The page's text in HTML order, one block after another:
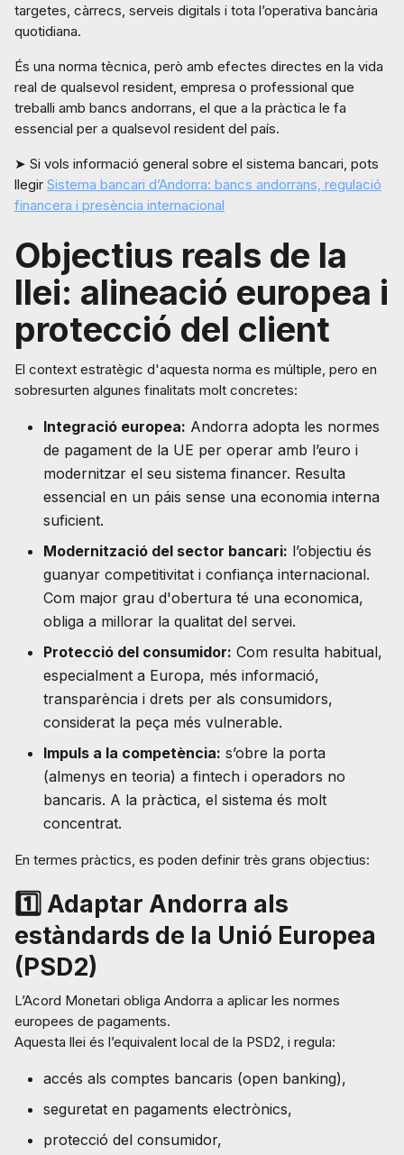
targetes, càrrecs, serveis digitals i tota l’operativa bancària
quotidiana.
És una norma tècnica, però amb efectes directes en la vida
real de qualsevol resident, empresa o professional que
treballi amb bancs andorrans, el que a la pràctica le fa
essencial per a qualsevol resident del país.
➤ Si vols informació general sobre el sistema bancari, pots
llegir Sistema bancari d’Andorra: bancs andorrans, regulació
financera i presència internacional
Objectius reals de la
llei: alineació europea i
protecció del client
El context estratègic d'aquesta norma es múltiple, pero en
sobresurten algunes finalitats molt concretes:
Integració europea: Andorra adopta les normes
de pagament de la UE per operar amb l’euro i
modernitzar el seu sistema financer. Resulta
essencial en un páis sense una economia interna
suficient.
Modernització del sector bancari: l’objectiu és
guanyar competitivitat i confiança internacional.
Com major grau d'obertura té una economica,
obliga a millorar la qualitat del servei.
Protecció del consumidor: Com resulta habitual,
especialment a Europa, més informació,
transparència i drets per als consumidors,
considerat la peça més vulnerable.
Impuls a la competència: s’obre la porta
(almenys en teoria) a fintech i operadors no
bancaris. A la pràctica, el sistema és molt
concentrat.
En termes pràctics, es poden definir très grans objectius:
1️⃣ Adaptar Andorra als
estàndards de la Unió Europea
(PSD2)
L’Acord Monetari obliga Andorra a aplicar les normes
europees de pagaments.
Aquesta llei és l’equivalent local de la PSD2, i regula:
accés als comptes bancaris (open banking),
seguretat en pagaments electrònics,
protecció del consumidor,